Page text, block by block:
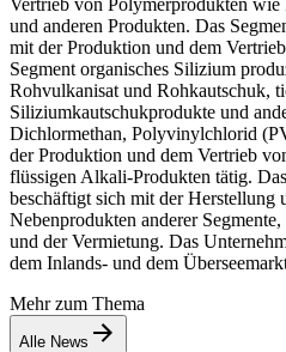
und anderen Produkten. Das
mit der Produktion und dem
Segment organisches Silizium
Rohvulkanisat und Rohkautschuk,
Siliziumkautschukprodukte und
Dichlormethan, Polyvinylchlorid
der Produktion und dem Vertrieb
flüssigen Alkali-Produkten tätig.
beschäftigt sich mit der Herstellung
Nebenprodukten anderer
und der Vermietung. Das
dem Inlands- und dem
Mehr zum Thema
Alle News